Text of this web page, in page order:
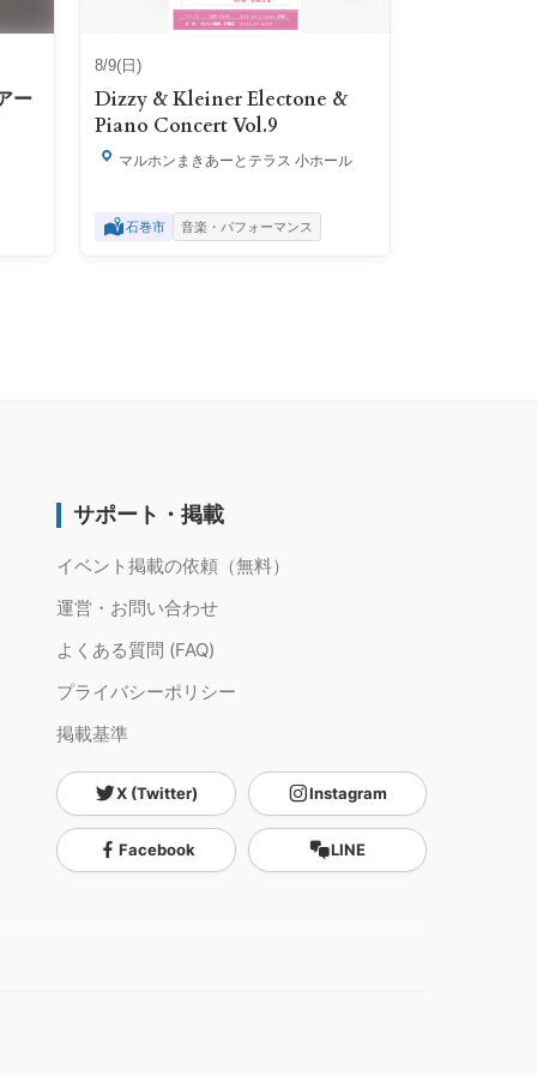
ー
8/9(日)
Dizzy & Kleiner Electone &
Piano Concert Vol.9
マルホンまきあーとテラス 小ホール
石巻市 音楽・パフォーマンス
サポート・掲載
イベント掲載の依頼（無料）
運営・お問い合わせ
よくある質問 (FAQ)
プライバシーポリシー
掲載基準
X (Twitter) Instagram
Facebook LINE